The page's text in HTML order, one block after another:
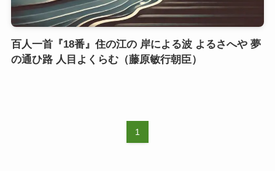
百人一首『18番』住の江の 岸による波 よるさへや 夢
の通ひ路 人目よくらむ（藤原敏行朝臣）
1